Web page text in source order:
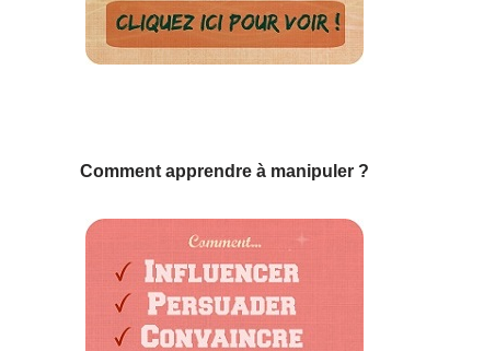
Comment apprendre à manipuler ?